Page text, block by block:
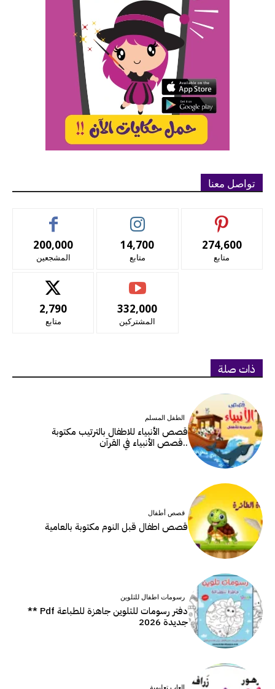
تواصل معنا
200,000
المشجعين
14,700
متابع
274,600
متابع
2,790
متابع
332,000
المشتركين
ذات صلة
الطفل المسلم
قصص الأنبياء للاطفال بالترتيب مكتوبة
..قصص الأنبياء في القرآن
قصص أطفال
قصص اطفال قبل النوم مكتوبة بالعامية
رسومات اطفال للتلوين
دفتر رسومات للتلوين جاهزة للطباعة Pdf **
جديدة 2026
العاب تعليمية